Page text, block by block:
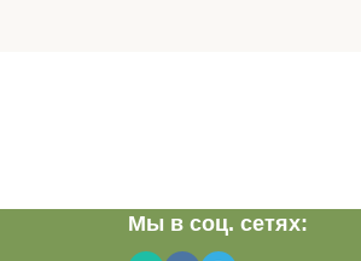
Мы в соц. сетях: